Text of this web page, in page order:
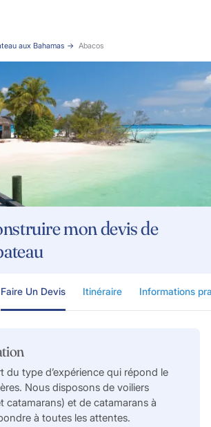
aux Bahamas Abacos
mon devis de
Faire Un Devis Itinéraire Informations
du type d’expérience qui répond le
Nous disposons de voiliers
catamarans) et de catamarans à
à toutes les attentes.